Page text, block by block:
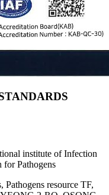
institute of Infection
for Pathogens
resource TF,